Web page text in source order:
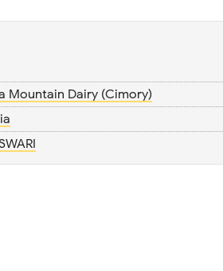
Mountain Dairy (Cimory)